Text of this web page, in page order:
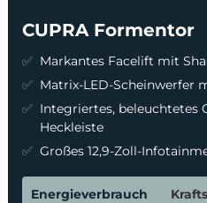
CUPRA Formentor
Markantes Facelift mit
Matrix-LED-Scheinwerfer
Integriertes, beleuchtetes
Heckleiste
Großes 12,9-Zoll-
Energieverbrauch